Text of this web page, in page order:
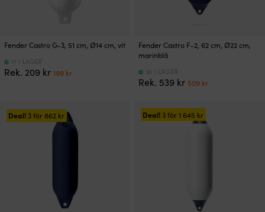
Fender Castro G-3, 51 cm, Ø14 cm, vit
Rek. 209 krDet
209 kr.
199 krDet
199 kr.
71 I LAGER
Fender Castro F-2, 62 cm, Ø22 cm,
marinblå
Rek. 539 kr Det
var:
539 kr.
509 krDet
30 I LAGER
Deal!3 för862 kr Deal!3 för1 645 kr